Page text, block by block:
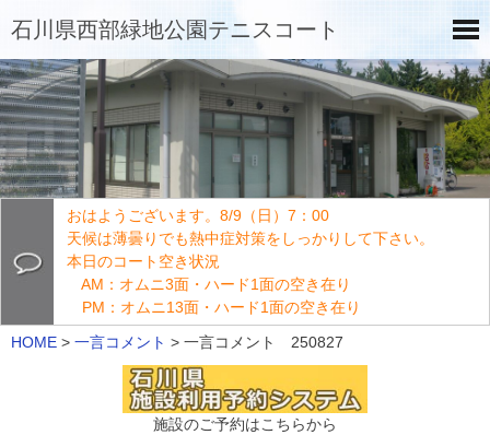
石川県西部緑地公園テニスコート
おはようございます。8/9（日）7：00
天候は薄曇りでも熱中症対策をしっかりして下さい。
本日のコート空き状況
AM：オムニ3面・ハード1面の空き在り
PM：オムニ13面・ハード1面の空き在り
HOME > 一言コメント > 一言コメント 250827
施設のご予約はこちらから